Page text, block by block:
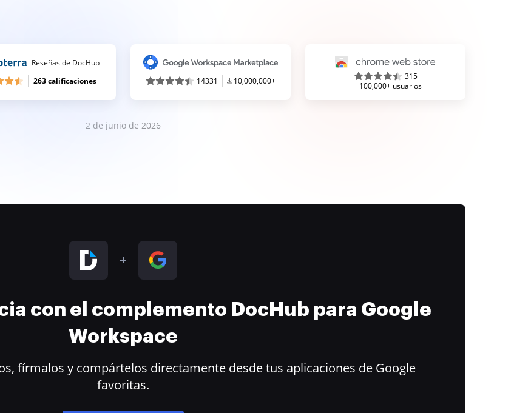
Reseñas de DocHub
263 calificaciones
14331 10,000,000+
315
100,000+ usuarios
2 de junio de 2026
con el complemento DocHub para Google
Workspace
fírmalos y compártelos directamente desde tus aplicaciones de Google
favoritas.